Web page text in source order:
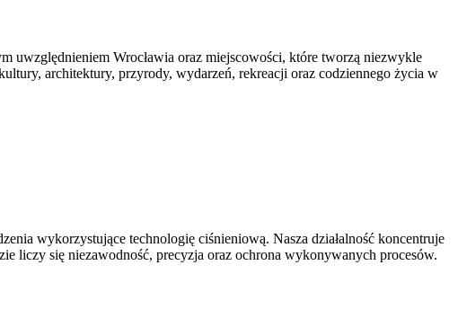
uwzględnieniem Wrocławia oraz miejscowości, które tworzą niezwykle
architektury, przyrody, wydarzeń, rekreacji oraz codziennego życia w
wykorzystujące technologię ciśnieniową. Nasza działalność koncentruje
liczy się niezawodność, precyzja oraz ochrona wykonywanych procesów.